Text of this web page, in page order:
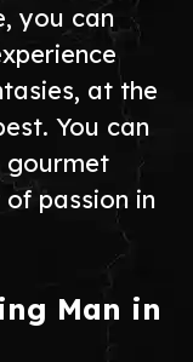
you can
at the
You can
gourmet
passion in
Man in